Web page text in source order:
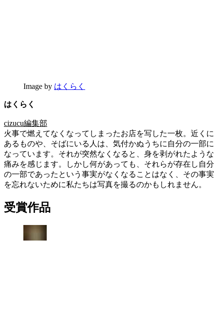
Image by はくらく
はくらく
cizucu編集部
火事で燃えてなくなってしまったお店を写した一枚。近くに
あるものや、そばにいる人は、気付かぬうちに自分の一部に
なっています。それが突然なくなると、身を剥がれたような
痛みを感じます。しかし何があっても、それらが存在し自分
の一部であったという事実がなくなることはなく、その事実
を忘れないために私たちは写真を撮るのかもしれません。
受賞作品